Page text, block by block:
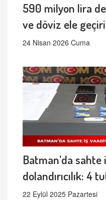
590 milyon lira
ve döviz ele
24 Nisan 2026 Cuma
Batman’da sahte
dolandırıcılık: 4
22 Eylül 2025 Pazartesi